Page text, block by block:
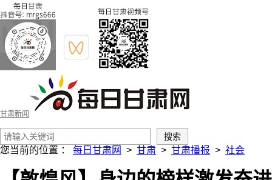
甘肃新闻
您当前的位置 ： 每日甘肃网 > 甘肃 > 甘肃播报 > 社会